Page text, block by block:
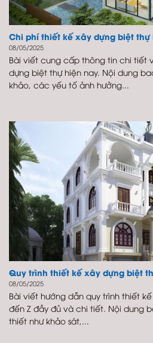
Chi phí thiết kế xây dựng biệt
08/05/2025
Bài viết cung cấp thông tin chi tiết
dựng biệt thự hiện nay. Nội dung
khảo, các yếu tố ảnh hưởng...
Quy trình thiết kế xây dựng biệt
08/05/2025
Bài viết hướng dẫn quy trình thiết
đến Z đầy đủ và chi tiết. Nội dung
thiết như khảo sát,...